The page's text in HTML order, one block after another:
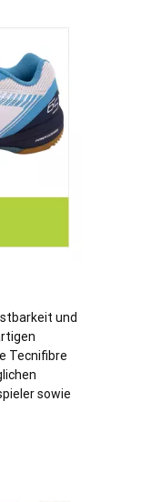
und
Tecnifibre
sowie